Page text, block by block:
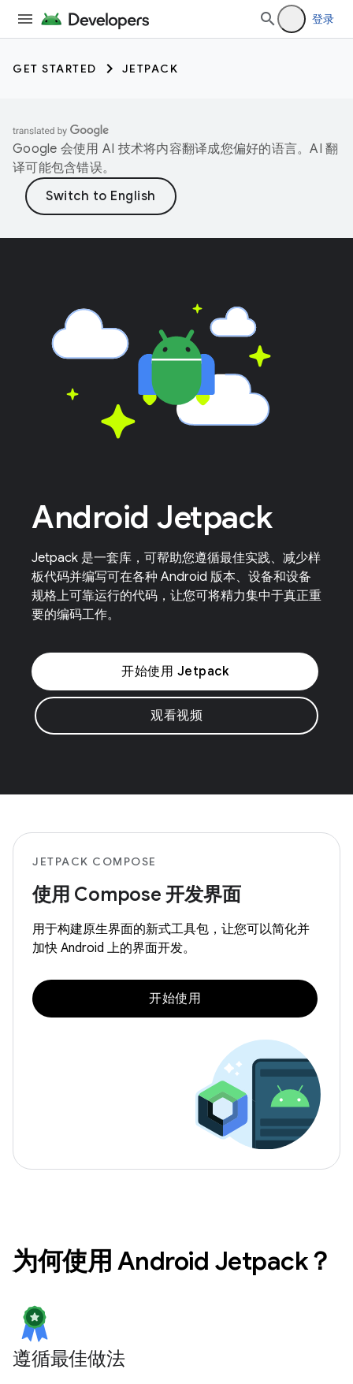
登录
GET STARTED JETPACK
Google 会使用 AI 技术将内容翻译成您偏好的语言。AI 翻
译可能包含错误。
Android Jetpack
Jetpack 是一套库，可帮助您遵循最佳实践、减少样
板代码并编写可在各种 Android 版本、设备和设备
规格上可靠运行的代码，让您可将精力集中于真正重
要的编码工作。
开始使用 Jetpack
观看视频
JETPACK COMPOSE
使用 Compose 开发界面
用于构建原生界面的新式工具包，让您可以简化并
加快 Android 上的界面开发。
开始使用
为何使用 Android Jetpack？
遵循最佳做法